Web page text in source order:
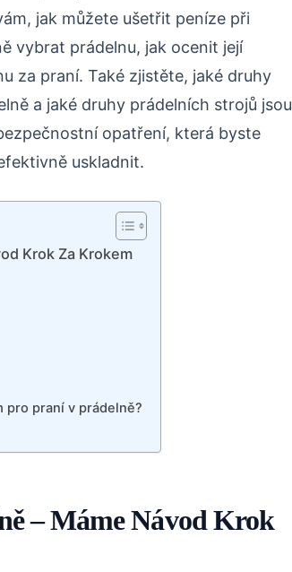
jak můžete ušetřit peníze při
vybrat prádelnu, jak ocenit její
za praní. Také zjistěte, jaké druhy
a jaké druhy prádelních strojů jsou
opatření, která byste
uskladnit.
Krok Za Krokem
pro praní v prádelně?
– Máme Návod Krok